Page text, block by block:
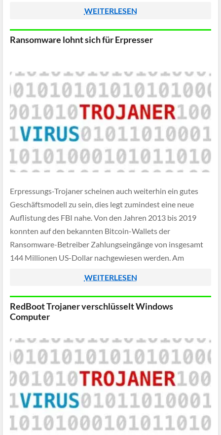
WEITERLESEN
Ransomware lohnt sich für Erpresser
Erpressungs-Trojaner scheinen auch weiterhin ein gutes
Geschäftsmodell zu sein, dies legt zumindest eine neue
Auflistung des FBI nahe. Von den Jahren 2013 bis 2019
konnten auf den bekannten Bitcoin-Wallets der
Ransomware-Betreiber Zahlungseingänge von insgesamt
144 Millionen US-Dollar nachgewiesen werden. Am
bekannt, dieser konnte rund 61 Millionen US-Dollar von
[…]
WEITERLESEN
RedBoot Trojaner verschlüsselt Windows
Computer